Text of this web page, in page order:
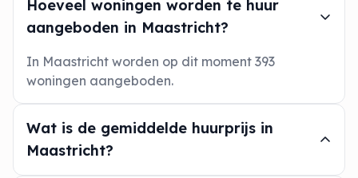
Hoeveel woningen worden te huur
aangeboden in Maastricht?
In Maastricht worden op dit moment 393
woningen aangeboden.
Wat is de gemiddelde huurprijs in
Maastricht?